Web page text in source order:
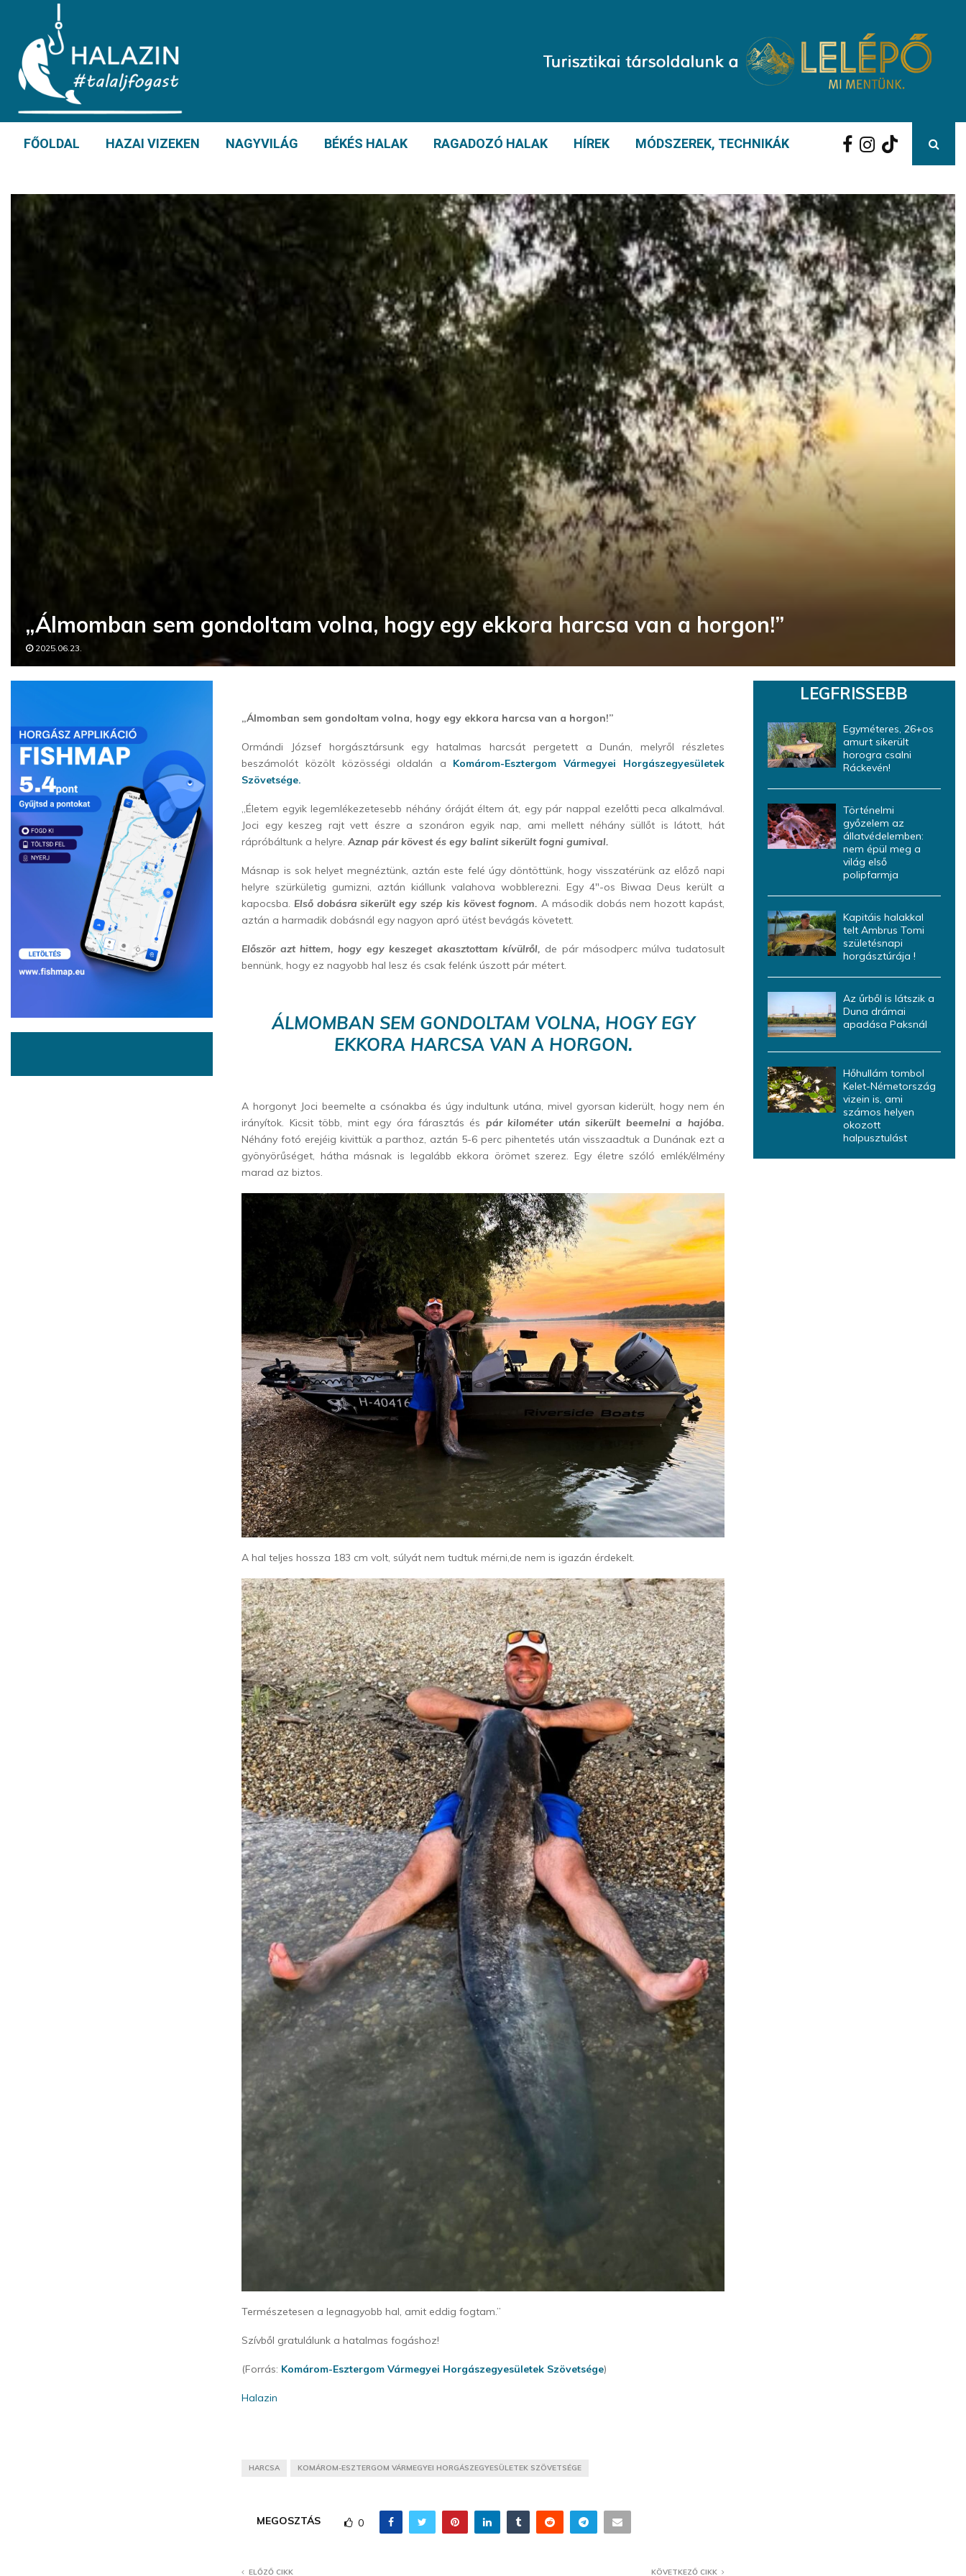
FŐOLDAL HAZAI VIZEKEN NAGYVILÁG BÉKÉS HALAK RAGADOZÓ HALAK HÍREK MÓDSZEREK, TECHNIKÁK
„Álmomban sem gondoltam volna, hogy egy ekkora harcsa van a horgon!”
2025.06.23.
„Álmomban sem gondoltam volna, hogy egy ekkora harcsa van a horgon!”
Ormándi József horgásztársunk egy hatalmas harcsát pergetett a Dunán, melyről részletes
beszámolót közölt közösségi oldalán a Komárom-Esztergom Vármegyei Horgászegyesületek
Szövetsége.
„Életem egyik legemlékezetesebb néhány óráját éltem át, egy pár nappal ezelőtti peca alkalmával.
Joci egy keszeg rajt vett észre a szonáron egyik nap, ami mellett néhány süllőt is látott, hát
rápróbáltunk a helyre.Aznap pár kövest és egy balint sikerült fogni gumival.
Másnap is sok helyet megnéztünk, aztán este felé úgy döntöttünk, hogy visszatérünk az előző napi
helyre szürkületig gumizni, aztán kiállunk valahova wobblerezni. Egy 4″-os Biwaa Deus került a
kapocsba. Első dobásra sikerült egy szép kis kövest fognom. A második dobás nem hozott kapást,
aztán a harmadik dobásnál egy nagyon apró ütést bevágás követett.
Először azt hittem, hogy egy keszeget akasztottam kívülről, de pár másodperc múlva tudatosult
bennünk, hogy ez nagyobb hal lesz és csak felénk úszott pár métert.
ÁLMOMBAN SEM GONDOLTAM VOLNA, HOGY EGY
EKKORA HARCSA VAN A HORGON.
A horgonyt Joci beemelte a csónakba és úgy indultunk utána, mivel gyorsan kiderült, hogy nem én
irányítok. Kicsit több, mint egy óra fárasztás és pár kilométer után sikerült beemelni a hajóba.
Néhány fotó erejéig kivittük a parthoz, aztán 5-6 perc pihentetés után visszaadtuk a Dunának ezt a
gyönyörűséget, hátha másnak is legalább ekkora örömet szerez. Egy életre szóló emlék/élmény
marad az biztos.
A hal teljes hossza 183 cm volt, súlyát nem tudtuk mérni,de nem is igazán érdekelt.
Természetesen a legnagyobb hal, amit eddig fogtam.”
Szívből gratulálunk a hatalmas fogáshoz!
(Forrás: Komárom-Esztergom Vármegyei Horgászegyesületek Szövetsége)
Halazin
HARCSA KOMÁROM-ESZTERGOM VÁRMEGYEI HORGÁSZEGYESÜLETEK SZÖVETSÉGE
MEGOSZTÁS 0
ELŐZŐ CIKK KÖVETKEZŐ CIKK
LEGFRISSEBB
Egyméteres, 26+os
amurt sikerült
horogra csalni
Ráckevén!
Történelmi
győzelem az
állatvédelemben:
nem épül meg a
világ első
polipfarmja
Kapitáis halakkal
telt Ambrus Tomi
születésnapi
horgásztúrája !
Az űrből is látszik a
Duna drámai
apadása Paksnál
Hőhullám tombol
Kelet-Németország
vizein is, ami
számos helyen
okozott
halpusztulást